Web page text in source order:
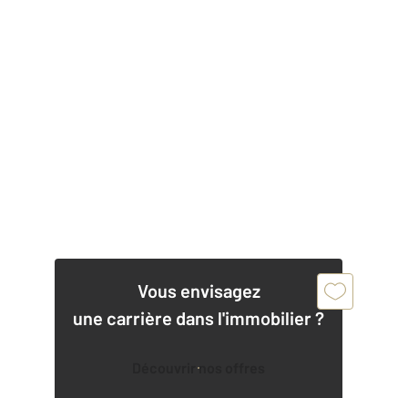
Vous envisagez
une carrière dans l'immobilier ?
Découvrir nos offres